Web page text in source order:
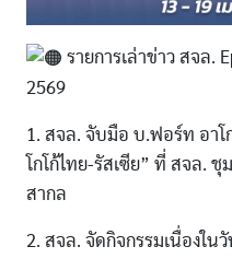
รายการเล่าข่าว สจล.
2569
1. สจล. จับมือ บ.ฟอร์ท อาโ
โกโก้ไทย-รัสเซีย” ที่ สจล.
สากล
2. สจล. จัดกิจกรรมเนื่องใน